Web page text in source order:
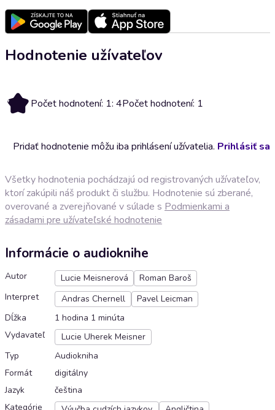
Hodnotenie užívateľov
4 Počet hodnotení: 1: 4Počet hodnotení: 1
Pridať hodnotenie môžu iba prihlásení užívatelia. Prihlásiť sa
Všetky hodnotenia pochádzajú od registrovaných užívateľov,
ktorí zakúpili náš produkt či službu. Hodnotenie sú zberané,
overované a zverejňované v súlade s Podmienkami a
zásadami pre užívateľské hodnotenie
Informácie o audioknihe
Autor Lucie Meisnerová
Roman Baroš
Interpret
Andras Chernell
Pavel Leicman
Dĺžka
1 hodina 1 minúta
Vydavateľ
Lucie Uherek Meisner
Typ
Audiokniha
Formát
digitálny
Jazyk
čeština
Kategórie